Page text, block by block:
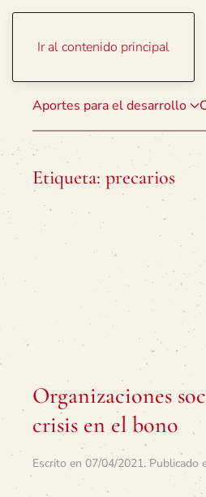
Ir al contenido principal
Aportes para el desarrollo
Etiqueta: precarios
Organizaciones
crisis en el bono
Escrito en 07/04/2021. Publicado